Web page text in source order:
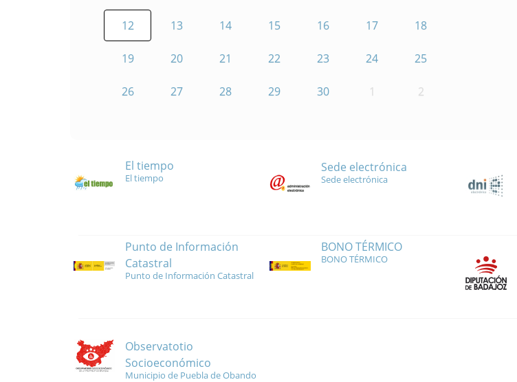
12 13 14 15 16 17 18
19 20 21 22 23 24 25
26 27 28 29 30 1 2
El tiempo
El tiempo
Sede electrónica
Sede electrónica
Punto de Información
Catastral
Punto de Información Catastral
BONO TÉRMICO
BONO TÉRMICO
Observatotio
Socioeconómico
Municipio de Puebla de Obando